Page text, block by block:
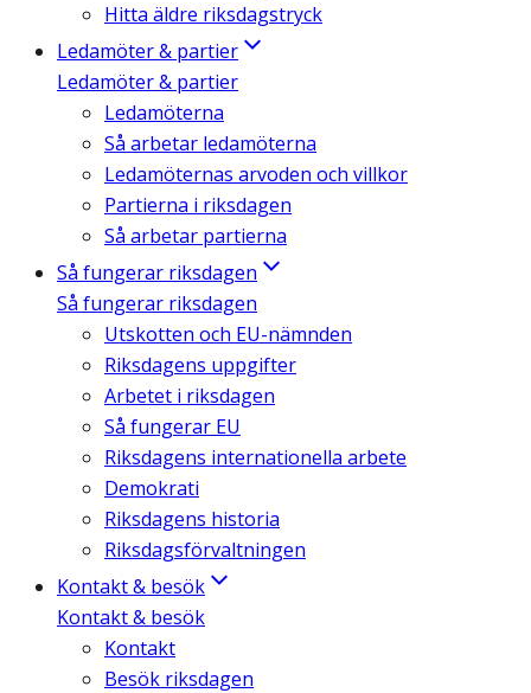
Hitta äldre riksdagstryck
Ledamöter & partier
Ledamöter & partier
Ledamöterna
Så arbetar ledamöterna
Ledamöternas arvoden och villkor
Partierna i riksdagen
Så arbetar partierna
Så fungerar riksdagen
Så fungerar riksdagen
Utskotten och EU-nämnden
Riksdagens uppgifter
Arbetet i riksdagen
Så fungerar EU
Riksdagens internationella arbete
Demokrati
Riksdagens historia
Riksdagsförvaltningen
Kontakt & besök
Kontakt & besök
Kontakt
Besök riksdagen